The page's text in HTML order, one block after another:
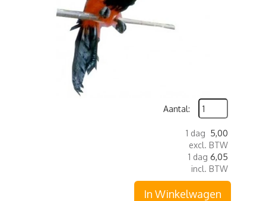
Aantal:
1 dag 5,00
excl. BTW
1 dag 6,05
incl. BTW
In Winkelwagen